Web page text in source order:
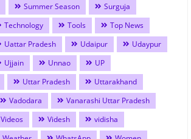
Summer Season
Surguja
Technology Tools
Top News
Uattar Pradesh Udaipur
Udaypur
Ujjain Unnao
UP
Uttar Pradesh
Uttarakhand
Vadodara
Vanarashi Uttar Pradesh
Videos Videsh
vidisha